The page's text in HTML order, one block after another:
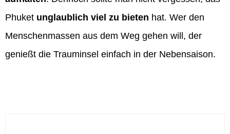
Phuket unglaublich viel zu bieten hat. Wer den
Menschenmassen aus dem Weg gehen will, der
genießt die Trauminsel einfach in der Nebensaison.